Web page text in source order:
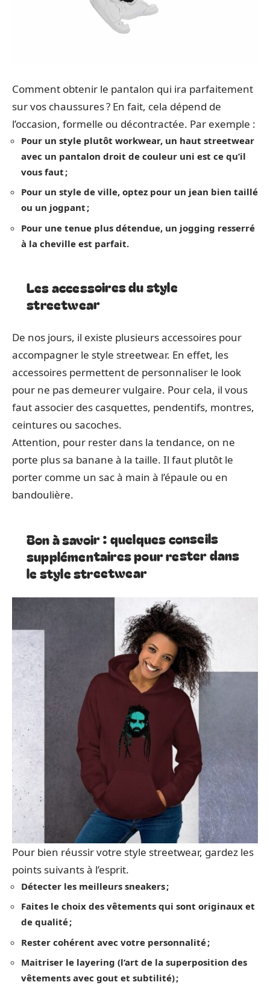
Comment obtenir le pantalon qui ira parfaitement
sur vos chaussures ? En fait, cela dépend de
l’occasion, formelle ou décontractée. Par exemple :
Pour un style plutôt workwear, un haut streetwear
avec un pantalon droit de couleur uni est ce qu’il
vous faut ;
Pour un style de ville, optez pour un jean bien taillé
ou un jogpant ;
Pour une tenue plus détendue, un jogging resserré
à la cheville est parfait.
Les accessoires du style
streetwear
De nos jours, il existe plusieurs accessoires pour
accompagner le style streetwear. En effet, les
accessoires permettent de personnaliser le look
pour ne pas demeurer vulgaire. Pour cela, il vous
faut associer des casquettes, pendentifs, montres,
ceintures ou sacoches.
Attention, pour rester dans la tendance, on ne
porte plus sa banane à la taille. Il faut plutôt le
porter comme un sac à main à l’épaule ou en
bandoulière.
Bon à savoir : quelques conseils
supplémentaires pour rester dans
le style streetwear
Pour bien réussir votre style streetwear, gardez les
points suivants à l’esprit.
Détecter les meilleurs sneakers ;
Faites le choix des vêtements qui sont originaux et
de qualité ;
Rester cohérent avec votre personnalité ;
Maitriser le layering (l’art de la superposition des
vêtements avec gout et subtilité) ;